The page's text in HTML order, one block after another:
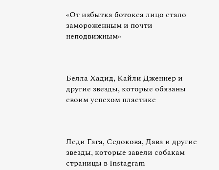
«От избытка ботокса лицо стало
замороженным и почти
неподвижным»
Белла Хадид, Кайли Дженнер и
другие звезды, которые обязаны
своим успехом пластике
Леди Гага, Седокова, Дава и другие
звезды, которые завели собакам
страницы в Instagram